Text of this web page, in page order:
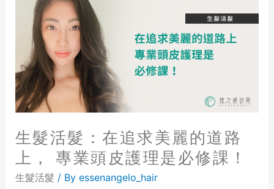
生髮活髮：在追求美麗的道路
上， 專業頭皮護理是必修課！
生髮活髮 / By essenangelo_hair